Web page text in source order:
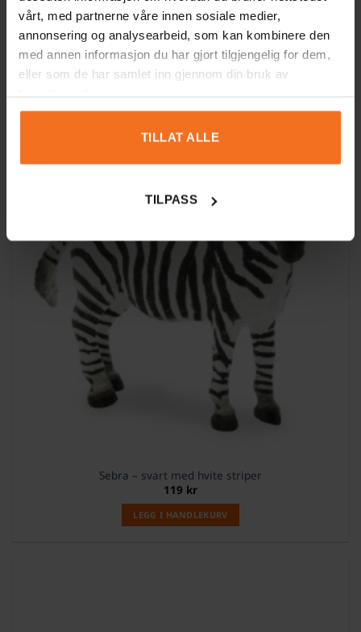
vårt, med partnerne våre innen sosiale medier,
annonsering og analysearbeid, som kan kombinere den
med annen informasjon du har gjort tilgjengelig for dem,
eller som de har samlet inn gjennom din bruk av
TILLAT ALLE
TILPASS
Sjiraff – verdens høyeste dyr
179kr
LEGG I HANDLEKURV
Sebra – svart med hvite striper
119 kr
LEGG I HANDLEKURV